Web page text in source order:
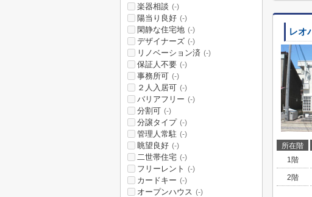
レオ
所在階
1階
2階
楽器相談 (-)
陽当り良好 (-)
閑静な住宅地 (-)
デザイナーズ (-)
リノベーション済 (-)
保証人不要 (-)
事務所可 (-)
２人入居可 (-)
バリアフリー (-)
分割可 (-)
分譲タイプ (-)
管理人常駐 (-)
眺望良好 (-)
二世帯住宅 (-)
フリーレント (-)
カードキー (-)
オープンハウス (-)